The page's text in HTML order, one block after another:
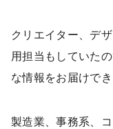
クリエイター、デ
用担当もしていた
な情報をお届けでき
製造業、事務系、